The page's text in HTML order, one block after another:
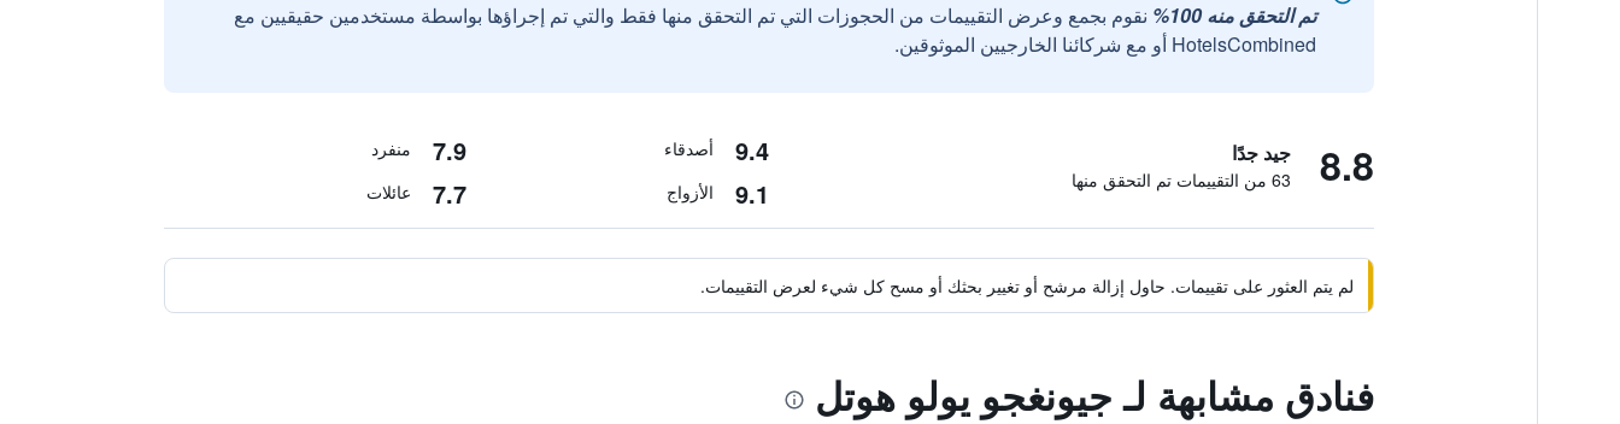
تم التحقق منه 100%
نقوم بجمع وعرض التقييمات من الحجوزات التي تم التحقق منها فقط والتي تم إجراؤها بواسطة مستخدمين حقيقيين مع
HotelsCombined أو مع شركائنا الخارجيين الموثوقين.
8.8 جيد جدًا
63 من التقييمات تم التحقق منها
9.4 أصدقاء 7.9 منفرد
9.1 الأزواج 7.7 عائلات
لم يتم العثور على تقييمات. حاول إزالة مرشح أو تغيير بحثك أو مسح كل شيء لعرض التقييمات.
فنادق مشابهة لـ جيونغجو يولو هوتل